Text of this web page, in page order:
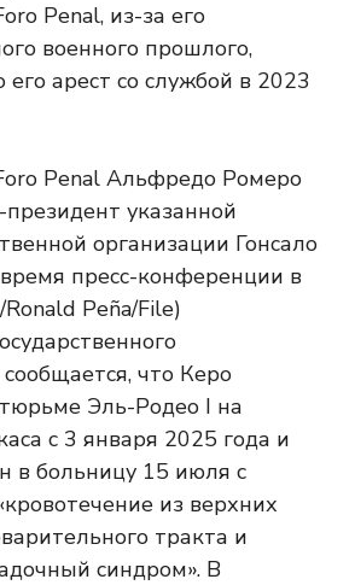
Penal, из-за его
военного прошлого,
арест со службой в 2023
что Керо
Эль-Родео I на
с 3 января 2025 года и
в больницу 15 июля с
из верхних
тракта и
синдром». В